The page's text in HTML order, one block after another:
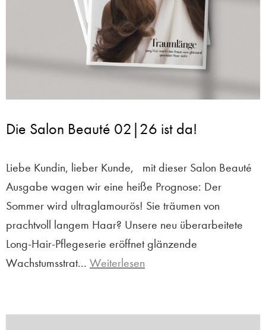
Die Salon Beauté 02|26 ist da!
Liebe Kundin, lieber Kunde, mit dieser Salon Beauté
Ausgabe wagen wir eine heiße Prognose: Der
Sommer wird ultraglamourös! Sie träumen von
prachtvoll langem Haar? Unsere neu überarbeitete
Long-Hair-Pflegeserie eröffnet glänzende
Wachstumsstrat... Weiterlesen